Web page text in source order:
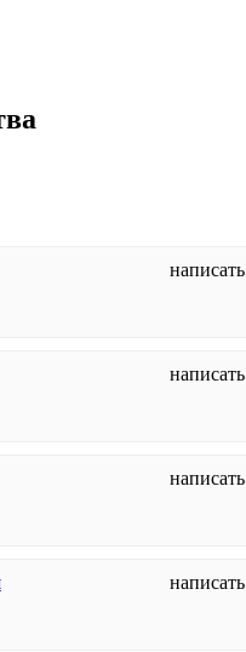
написать
написать
написать
написать